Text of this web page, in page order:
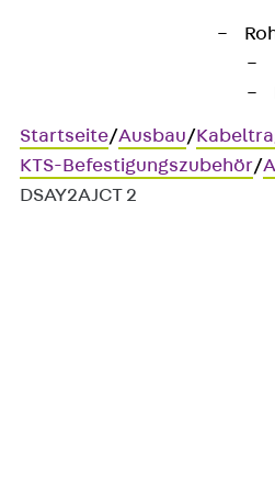
Startseite/Ausbau/
KTS-Befestigungszubehör/
DSAY2AJCT 2
Y-Fit Zubehör